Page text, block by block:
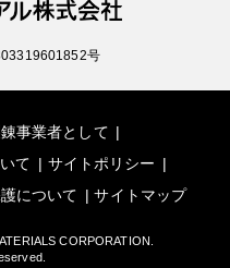
号
事業者として
て
サイトポリシー
について
サイトマップ
CORPORATION.